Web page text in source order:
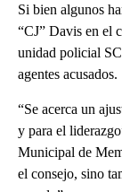
Si bien algunos
“CJ” Davis en el
unidad policial
agentes acusados.
“Se acerca un
y para el
Municipal de
el consejo, sino